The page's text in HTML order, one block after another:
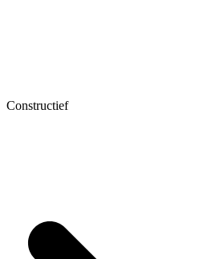
Constructief